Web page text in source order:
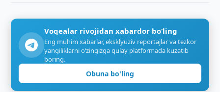
Voqealar rivojidan xabardor bo‘ling
Eng muhim xabarlar, eksklyuziv reportajlar va tezkor
yangiliklarni o‘zingizga qulay platformada kuzatib
boring.
Obuna bo'ling